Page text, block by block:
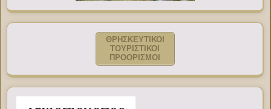
ΘΡΗΣΚΕΥΤΙΚΟΙ
ΤΟΥΡΙΣΤΙΚΟΙ
ΠΡΟΟΡΙΣΜΟΙ